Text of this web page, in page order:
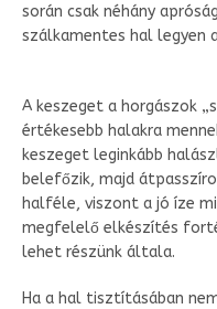
során csak néhány
szálkamentes hal legyen
A keszeget a horgászok
értékesebb halakra
keszeget leginkább
belefőzik, majd
halféle, viszont a jó íze
megfelelő elkészítés
lehet részünk általa.
Ha a hal tisztításában